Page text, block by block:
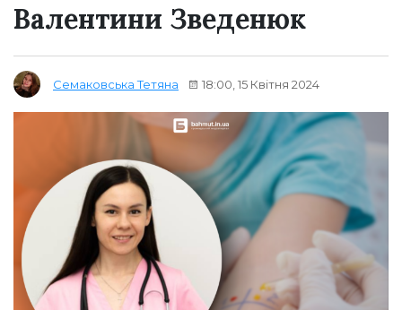
Валентини Зведенюк
Семаковська Тетяна 18:00, 15 Квітня 2024